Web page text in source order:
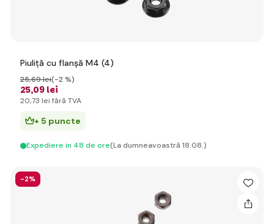
Piuliță cu flanșă M4 (4)
25,09 lei
25,69 lei(-2 %)
20,73 lei fără TVA
+ 5 puncte
Expediere in 48 de ore(La dumneavoastră 18.08.)
-2%